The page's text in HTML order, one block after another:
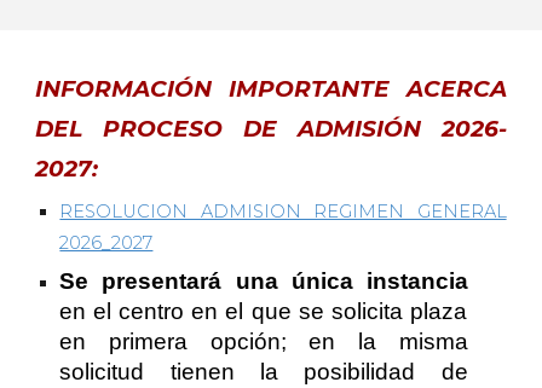
INFORMACIÓN IMPORTANTE ACERCA
DEL PROCESO DE ADMISIÓN 2026-
2027:
RESOLUCION ADMISION REGIMEN GENERAL
2026_2027
Se presentará una única instancia
en el centro en el que se solicita plaza
en primera opción; en la misma
solicitud tienen la posibilidad de